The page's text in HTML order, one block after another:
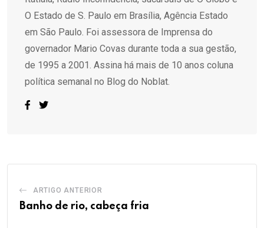
O Estado de S. Paulo em Brasília, Agência Estado
em São Paulo. Foi assessora de Imprensa do
governador Mario Covas durante toda a sua gestão,
de 1995 a 2001. Assina há mais de 10 anos coluna
política semanal no Blog do Noblat.
ARTIGO ANTERIOR
Banho de rio, cabeça fria